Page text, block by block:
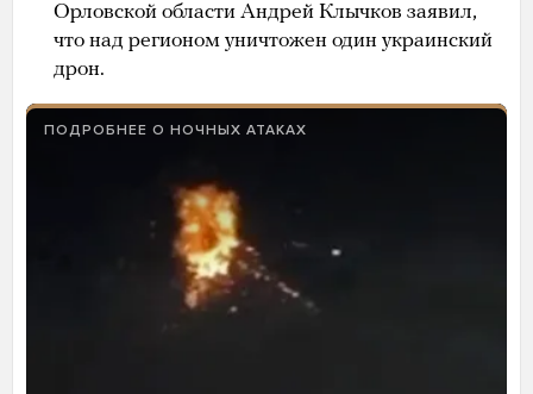
Орловской области Андрей Клычков заявил,
что над регионом уничтожен один украинский
дрон.
ПОДРОБНЕЕ О НОЧНЫХ АТАКАХ